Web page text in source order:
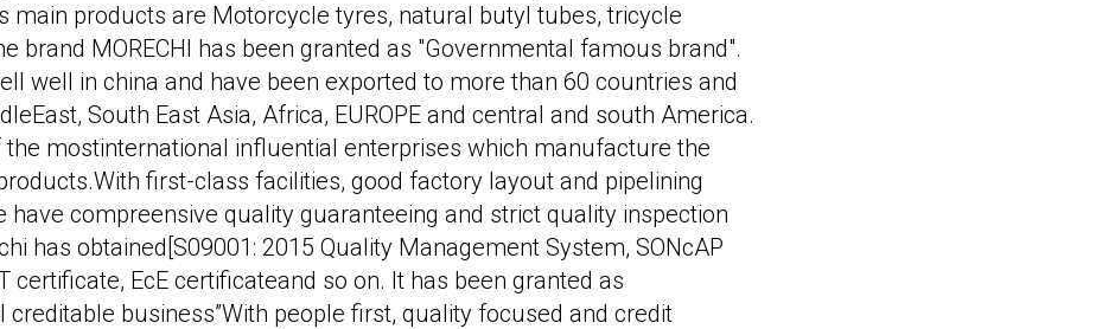
main products are Motorcycle tyres, natural butyl tubes, tricycle
brand MORECHI has been granted as "Governmental famous brand".
well in china and have been exported to more than 60 countries and
South East Asia, Africa, EUROPE and central and south America.
the mostinternational influential enterprises which manufacture the
first-class facilities, good factory layout and pipelining
have compreensive quality guaranteeing and strict quality inspection
has obtained[S09001: 2015 Quality Management System, SONcAP
certificate, EcE certificateand so on. It has been granted as
creditable business”With people first, quality focused and credit